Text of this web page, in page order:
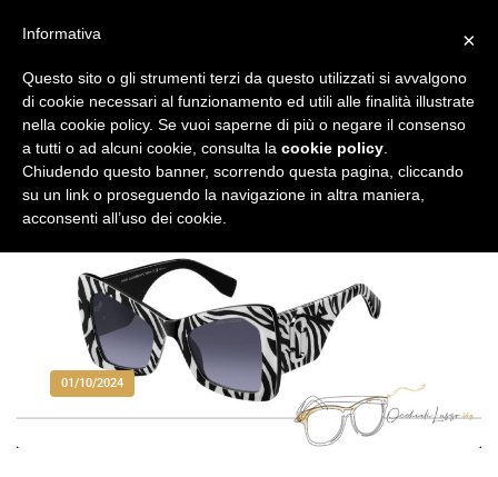
01/10/2024
×
Informativa
Questo sito o gli strumenti terzi da questo utilizzati si avvalgono
di cookie necessari al funzionamento ed utili alle finalità illustrate
nella cookie policy. Se vuoi saperne di più o negare il consenso
a tutti o ad alcuni cookie, consulta la cookie policy
Chiudendo questo banner, scorrendo questa pagina, cliccando
su un link o proseguendo la navigazione in altra maniera,
acconsenti all’uso dei cookie.